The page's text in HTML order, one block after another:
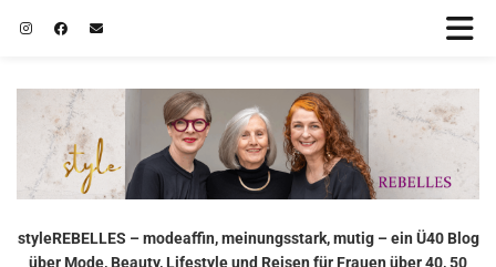
styleREBELLES – modeaffin, meinungsstark, mutig – ein Ü40 Blog
über Mode, Beauty, Lifestyle und Reisen für Frauen über 40, 50